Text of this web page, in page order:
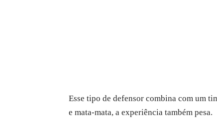
Esse tipo de defensor combina com um
e mata-mata, a experiência também pesa.